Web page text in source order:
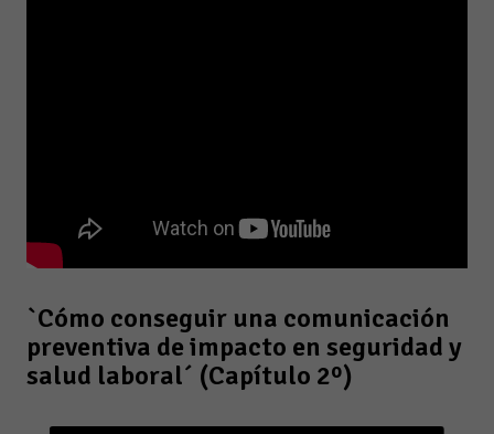
`Cómo conseguir una comunicación
preventiva de impacto en seguridad y
salud laboral´ (Capítulo 2º)